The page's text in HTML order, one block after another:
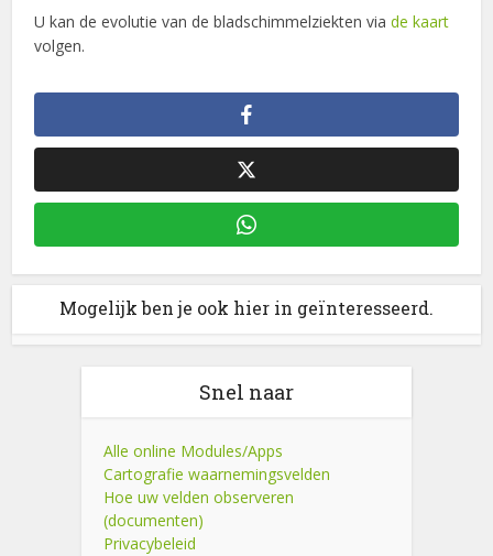
U kan de evolutie van de bladschimmelziekten viade kaart
volgen.
Mogelijk ben je ook hier in geïnteresseerd.
Snel naar
Alle online Modules/Apps
Cartografie waarnemingsvelden
Hoe uw velden observeren
(documenten)
Privacybeleid